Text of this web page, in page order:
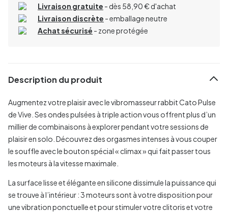
Livraison gratuite - dès 58,90 € d'achat
Livraison discrète - emballage neutre
Achat sécurisé - zone protégée
Description du produit
Augmentez votre plaisir avec le vibromasseur rabbit Cato Pulse
de Vive. Ses ondes pulsées à triple action vous offrent plus d’un
millier de combinaisons à explorer pendant votre sessions de
plaisir en solo. Découvrez des orgasmes intenses à vous couper
le souffle avec le bouton spécial « climax » qui fait passer tous
les moteurs à la vitesse maximale.
La surface lisse et élégante en silicone dissimule la puissance qui
se trouve à l’intérieur : 3 moteurs sont à votre disposition pour
une vibration ponctuelle et pour stimuler votre clitoris et votre